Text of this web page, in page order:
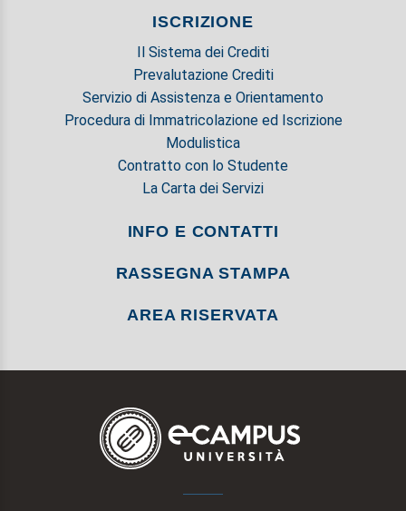
ISCRIZIONE
Il Sistema dei Crediti
Prevalutazione Crediti
Servizio di Assistenza e Orientamento
Procedura di Immatricolazione ed Iscrizione
Modulistica
Contratto con lo Studente
La Carta dei Servizi
INFO E CONTATTI
RASSEGNA STAMPA
AREA RISERVATA